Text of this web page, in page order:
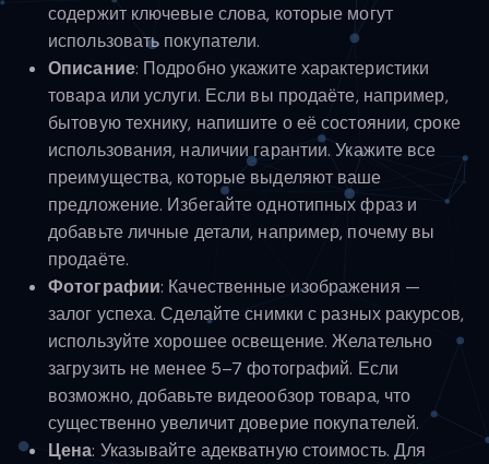
содержит ключевые слова, которые могут
использовать покупатели.
Описание: Подробно укажите характеристики
товара или услуги. Если вы продаёте, например,
бытовую технику, напишите о её состоянии, сроке
использования, наличии гарантии. Укажите все
преимущества, которые выделяют ваше
предложение. Избегайте однотипных фраз и
добавьте личные детали, например, почему вы
продаёте.
Фотографии: Качественные изображения —
залог успеха. Сделайте снимки с разных ракурсов,
используйте хорошее освещение. Желательно
загрузить не менее 5–7 фотографий. Если
возможно, добавьте видеообзор товара, что
существенно увеличит доверие покупателей.
Цена: Указывайте адекватную стоимость. Для